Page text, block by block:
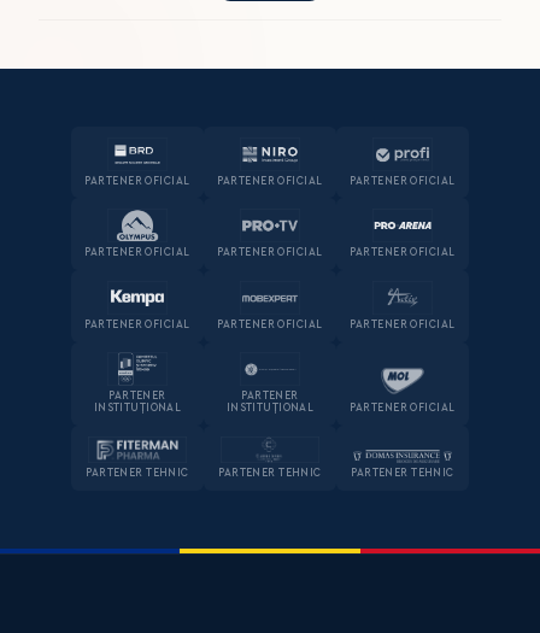
PARTENER OFICIAL PARTENER OFICIAL PARTENER OFICIAL
PARTENER OFICIAL PARTENER OFICIAL PARTENER OFICIAL
PARTENER OFICIAL PARTENER OFICIAL PARTENER OFICIAL
PARTENER
INSTITUȚIONAL
PARTENER
INSTITUȚIONAL
PARTENER OFICIAL
PARTENER TEHNIC PARTENER TEHNIC PARTENER TEHNIC